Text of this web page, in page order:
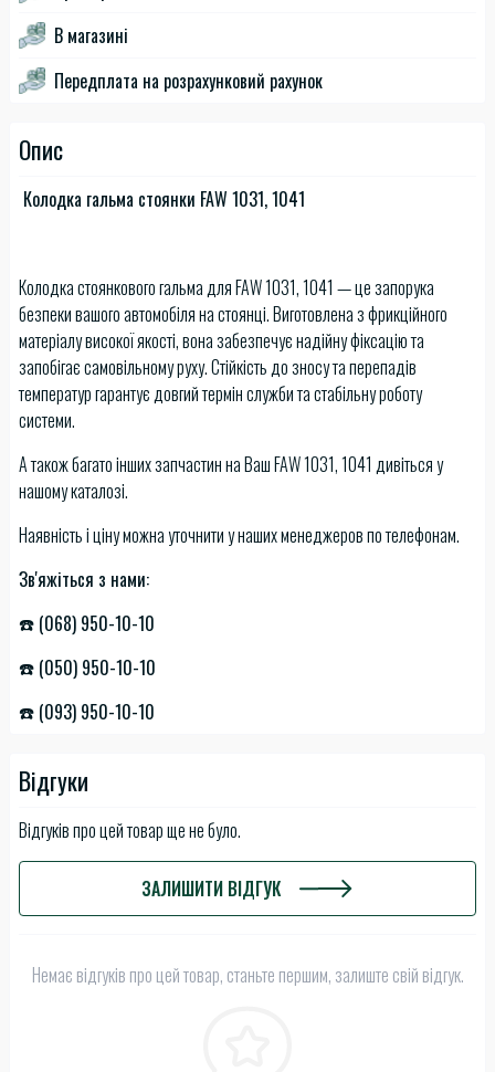
В магазині
Передплата на розрахунковий рахунок
Опис
Колодка гальма стоянки FAW 1031, 1041
Колодка стоянкового гальма для FAW 1031, 1041 — це запорука
безпеки вашого автомобіля на стоянці. Виготовлена з фрикційного
матеріалу високої якості, вона забезпечує надійну фіксацію та
запобігає самовільному руху. Стійкість до зносу та перепадів
температур гарантує довгий термін служби та стабільну роботу
системи.
А також багато інших запчастин на Ваш FAW 1031, 1041 дивіться у
нашому каталозі.
Наявність і ціну можна уточнити у наших менеджеров по телефонам.
Зв'яжіться з нами:
☎️ (068) 950-10-10
☎️ (050) 950-10-10
☎️ (093) 950-10-10
Відгуки
Відгуків про цей товар ще не було.
ЗАЛИШИТИ ВІДГУК
Немає відгуків про цей товар, станьте першим, залиште свій відгук.